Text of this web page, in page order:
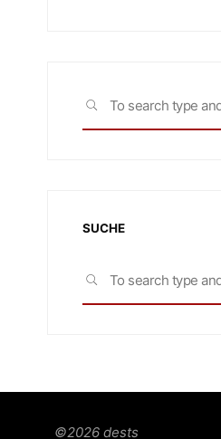
SEARCH
SUCHE
SEARCH
©2026 dests